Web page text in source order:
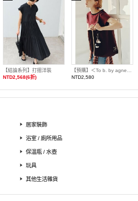
【結論系列】打摺洋裝
NTD2,568(6折)
NTD2,580
居家裝飾
浴室 / 廁所用品
保溫瓶 / 水壺
玩具
其他生活雜貨